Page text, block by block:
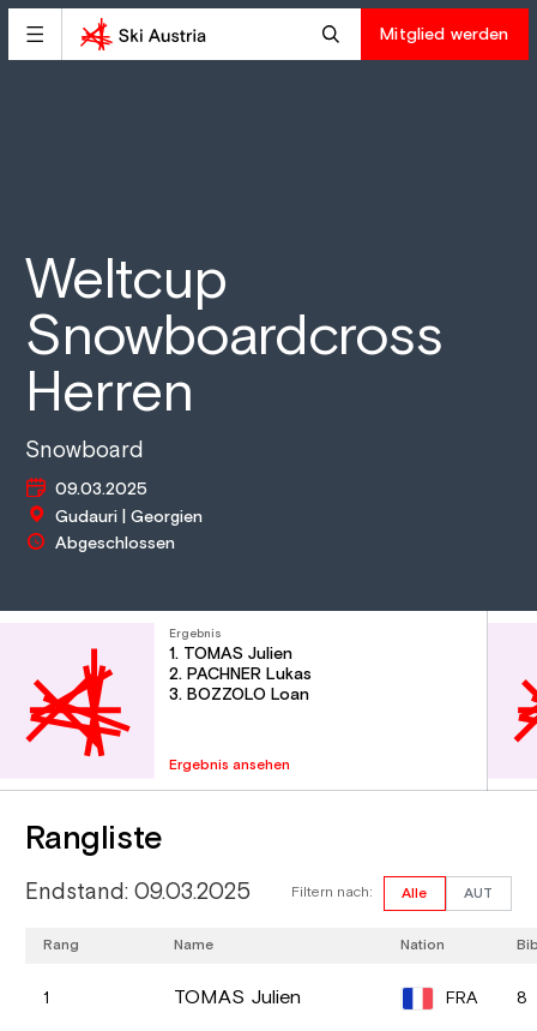
Mitglied werden
Weltcup
Snowboardcross
Herren
Snowboard
09.03.2025
Gudauri | Georgien
Abgeschlossen
Ergebnis
1. TOMAS Julien
2. PACHNER Lukas
3. BOZZOLO Loan
Ergebnis ansehen
Rangliste
Endstand: 09.03.2025 Filtern nach: Alle AUT
Rang Name Nation
1 TOMAS Julien FRA 8